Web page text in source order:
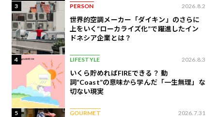
3 PERSON 2026.8.2
世界的空調メーカー「ダイキン」のさらに
上をいく“ローカライズ化”で躍進したイン
ドネシア企業とは？
4 LIFESTYLE 2026.8.3
いくら貯めればFIREできる？ 動
詞“Coast”の意味から学んだ「一生無理」な
切ない現実
5 GOURMET 2026.7.31